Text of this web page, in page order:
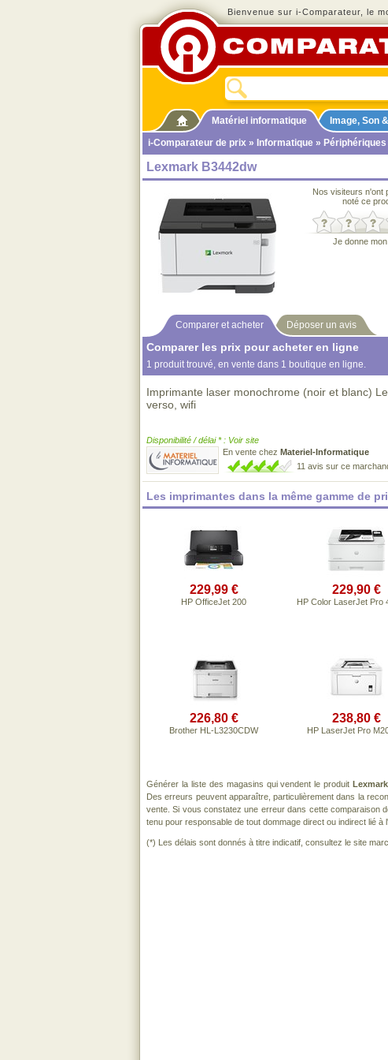
Bienvenue sur i-Comparateur, le
Matériel informatique Image, Son
i-Comparateur de prix » Informatique » Périphériques
Lexmark B3442dw
Nos visiteurs n'ont
noté ce
Je donne
Comparer et acheter Déposer un avis
Comparer les prix pour acheter en ligne
1 produit trouvé, en vente dans 1 boutique en ligne.
Imprimante laser monochrome (noir et blanc)
verso, wifi
Disponibilité / délai * : Voir site
En vente chez Materiel-Informatique
11 avis sur ce
Les imprimantes dans la même gamme de
229,99 €
HP OfficeJet 200
229,90 €
HP Color LaserJet Pro
226,80 €
Brother HL-L3230CDW
238,80 €
HP LaserJet Pro
Générer la liste des magasins qui vendent le produit
Des erreurs peuvent apparaître, particulièrement dans la
vente. Si vous constatez une erreur dans cette comparaison
tenu pour responsable de tout dommage direct ou indirect lié à
(*) Les délais sont donnés à titre indicatif, consultez le site